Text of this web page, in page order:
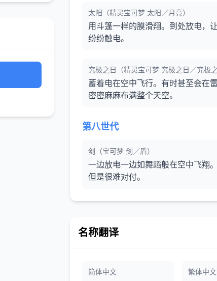
太阳（精灵宝可梦 太阳／月亮）
用斗篷一样的膜滑翔。到处放电，
纷纷触电。
究极之日（精灵宝可梦 究极之日／究极之
蓄着电在空中飞行。有时甚至会在
密密麻麻布满整个天空。
第八世代
剑（宝可梦 剑／盾）
一边放电一边如舞蹈般在空中飞翔
但是很难对付。
名称翻译
简体中文 繁体中文